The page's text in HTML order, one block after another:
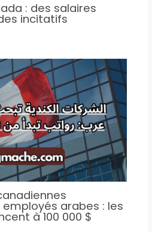
: des salaires
incitatifs
arabes : les
à 100 000 $